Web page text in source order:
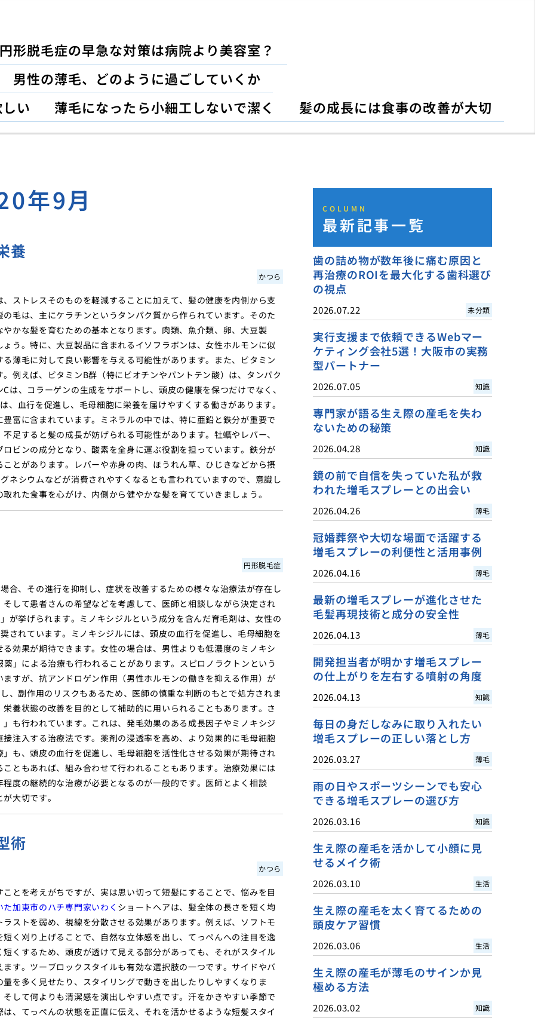
円形脱毛症の早急な対策は病院より美容室？
男性の薄毛、どのように過ごしていくか
い
薄毛になったら小細工しないで潔く 髪の成長には食事の改善が大切
年9月
養
かつら
ストレスそのものを軽減することに加えて、髪の健康を内側から支
毛は、主にケラチンというタンパク質から作られています。そのた
かな髪を育むための基本となります。肉類、魚介類、卵、大豆製
う。特に、大豆製品に含まれるイソフラボンは、女性ホルモンに似
薄毛に対して良い影響を与える可能性があります。また、ビタミン
例えば、ビタミンB群（特にビオチンやパントテン酸）は、タンパク
、コラーゲンの生成をサポートし、頭皮の健康を保つだけでなく、
血行を促進し、毛母細胞に栄養を届けやすくする働きがあります。
富に含まれています。ミネラルの中では、特に亜鉛と鉄分が重要で
足すると髪の成長が妨げられる可能性があります。牡蠣やレバー、
ビンの成分となり、酸素を全身に運ぶ役割を担っています。鉄分が
とがあります。レバーや赤身の肉、ほうれん草、ひじきなどから摂
ネシウムなどが消費されやすくなるとも言われていますので、意識し
れた食事を心がけ、内側から健やかな髪を育てていきましょう。
円形脱毛症
、その進行を抑制し、症状を改善するための様々な治療法が存在し
して患者さんの希望などを考慮して、医師と相談しながら決定され
が挙げられます。ミノキシジルという成分を含んだ育毛剤は、女性の
されています。ミノキシジルには、頭皮の血行を促進し、毛母細胞を
効果が期待できます。女性の場合は、男性よりも低濃度のミノキシ
」による治療も行われることがあります。スピロノラクトンという
すが、抗アンドロゲン作用（男性ホルモンの働きを抑える作用）が
、副作用のリスクもあるため、医師の慎重な判断のもとで処方されま
養状態の改善を目的として補助的に用いられることもあります。さ
も行われています。これは、発毛効果のある成長因子やミノキシジ
注入する治療法です。薬剤の浸透率を高め、より効果的に毛母細胞
も、頭皮の血行を促進し、毛母細胞を活性化させる効果が期待され
ともあれば、組み合わせて行われることもあります。治療効果には
度の継続的な治療が必要となるのが一般的です。医師とよく相談
大切です。
術
かつら
とを考えがちですが、実は思い切って短髪にすることで、悩みを目
加東市のハチ専門家いわく ショートヘアは、髪全体の長さを短く均
ストを弱め、視線を分散させる効果があります。例えば、ソフトモ
く刈り上げることで、自然な立体感を出し、てっぺんへの注目を逸
くするため、頭皮が透けて見える部分があっても、それがスタイル
す。ツーブロックスタイルも有効な選択肢の一つです。サイドやバ
を多く見せたり、スタイリングで動きを出したりしやすくなりま
して何よりも清潔感を演出しやすい点です。汗をかきやすい季節で
、てっぺんの状態を正直に伝え、それを活かせるような短髪スタイ
COLUMN
最新記事一覧
歯の詰め物が数年後に痛む原因と
再治療のROIを最大化する歯科選び
の視点
2026.07.22 未分類
実行支援まで依頼できるWebマー
ケティング会社5選！大阪市の実務
型パートナー
2026.07.05 知識
専門家が語る生え際の産毛を失わ
ないための秘策
2026.04.28 知識
鏡の前で自信を失っていた私が救
われた増毛スプレーとの出会い
2026.04.26 薄毛
冠婚葬祭や大切な場面で活躍する
増毛スプレーの利便性と活用事例
2026.04.16 薄毛
最新の増毛スプレーが進化させた
毛髪再現技術と成分の安全性
2026.04.13 薄毛
開発担当者が明かす増毛スプレー
の仕上がりを左右する噴射の角度
2026.04.13 知識
毎日の身だしなみに取り入れたい
増毛スプレーの正しい落とし方
2026.03.27 薄毛
雨の日やスポーツシーンでも安心
できる増毛スプレーの選び方
2026.03.16 知識
生え際の産毛を活かして小顔に見
せるメイク術
2026.03.10 生活
生え際の産毛を太く育てるための
頭皮ケア習慣
2026.03.06 生活
生え際の産毛が薄毛のサインか見
極める方法
2026.03.02 知識